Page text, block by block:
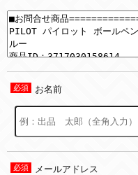
お名前
メールアドレス